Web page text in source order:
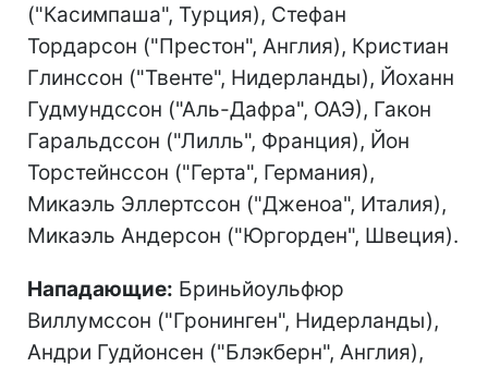
("Касимпаша", Турция), Стефан
Тордарсон ("Престон", Англия), Кристиан
Глинссон ("Твенте", Нидерланды), Йоханн
Гудмундссон ("Аль-Дафра", ОАЭ), Гакон
Гаральдссон ("Лилль", Франция), Йон
Торстейнссон ("Герта", Германия),
Микаэль Эллертссон ("Дженоа", Италия),
Микаэль Андерсон ("Юргорден", Швеция).
Нападающие: Бриньйоульфюр
Виллумссон ("Гронинген", Нидерланды),
Андри Гудйонсен ("Блэкберн", Англия),